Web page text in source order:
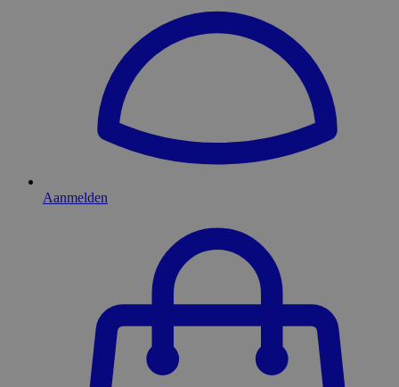
Aanmelden